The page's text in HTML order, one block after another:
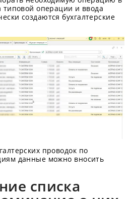
операции и ввода
создаются бухгалтерские
проводок по
данные можно вносить
списка